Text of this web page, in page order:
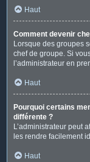
Haut
Comment devenir
Lorsque des groupes
chef de groupe. Si
l’administrateur en
Haut
Pourquoi certains
différente ?
L’administrateur peut
les rendre facilement
Haut